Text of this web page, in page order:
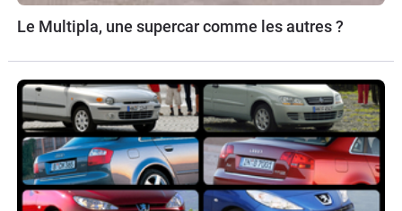
Le Multipla, une supercar comme les autres ?